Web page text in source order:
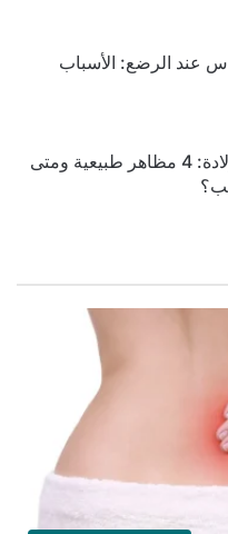
عند الرضع: الأسباب
طفلك حديث الولادة: 4 مظاهر طبيعية ومتى